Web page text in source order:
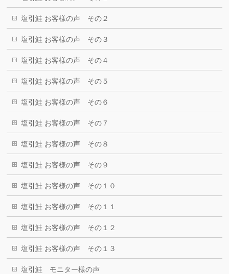
塩引鮭 お客様の声 その２
塩引鮭 お客様の声 その３
塩引鮭 お客様の声 その４
塩引鮭 お客様の声 その５
塩引鮭 お客様の声 その６
塩引鮭 お客様の声 その７
塩引鮭 お客様の声 その８
塩引鮭 お客様の声 その９
塩引鮭 お客様の声 その１０
塩引鮭 お客様の声 その１１
塩引鮭 お客様の声 その１２
塩引鮭 お客様の声 その１３
塩引鮭 モニター様の声